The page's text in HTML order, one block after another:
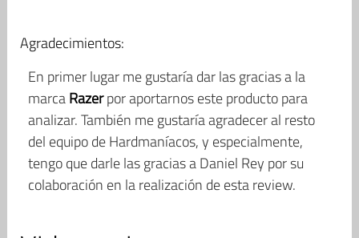
Agradecimientos:
En primer lugar me gustaría dar las gracias a la
marcaRazerpor aportarnos este producto para
analizar. También me gustaría agradecer al resto
del equipo de Hardmaníacos, y especialmente,
tengo que darle las gracias a Daniel Rey por su
colaboración en la realización de esta review.